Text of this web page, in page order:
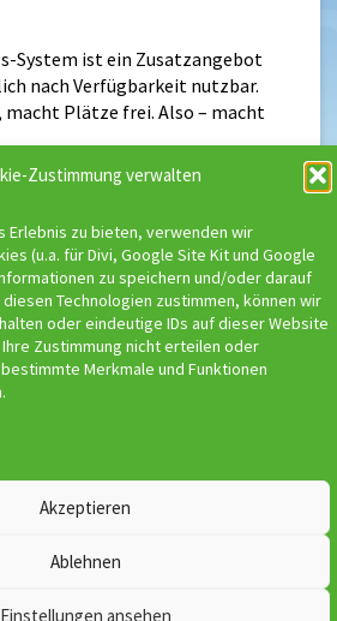
Zustimmung verwalten
Erlebnis zu bieten, verwenden wir
(u.a. für Divi, Google Site Kit und Google
zu speichern und/oder darauf
Technologien zustimmen, können wir
oder eindeutige IDs auf dieser Website
Zustimmung nicht erteilen oder
Merkmale und Funktionen
Akzeptieren
Ablehnen
Einstellungen ansehen
System ist ein Zusatzangebot
nach Verfügbarkeit nutzbar.
macht Plätze frei. Also – macht
Beiträge
der neuen Kurse
kann man erst ab
Bronze
Impressum
Disclaimer